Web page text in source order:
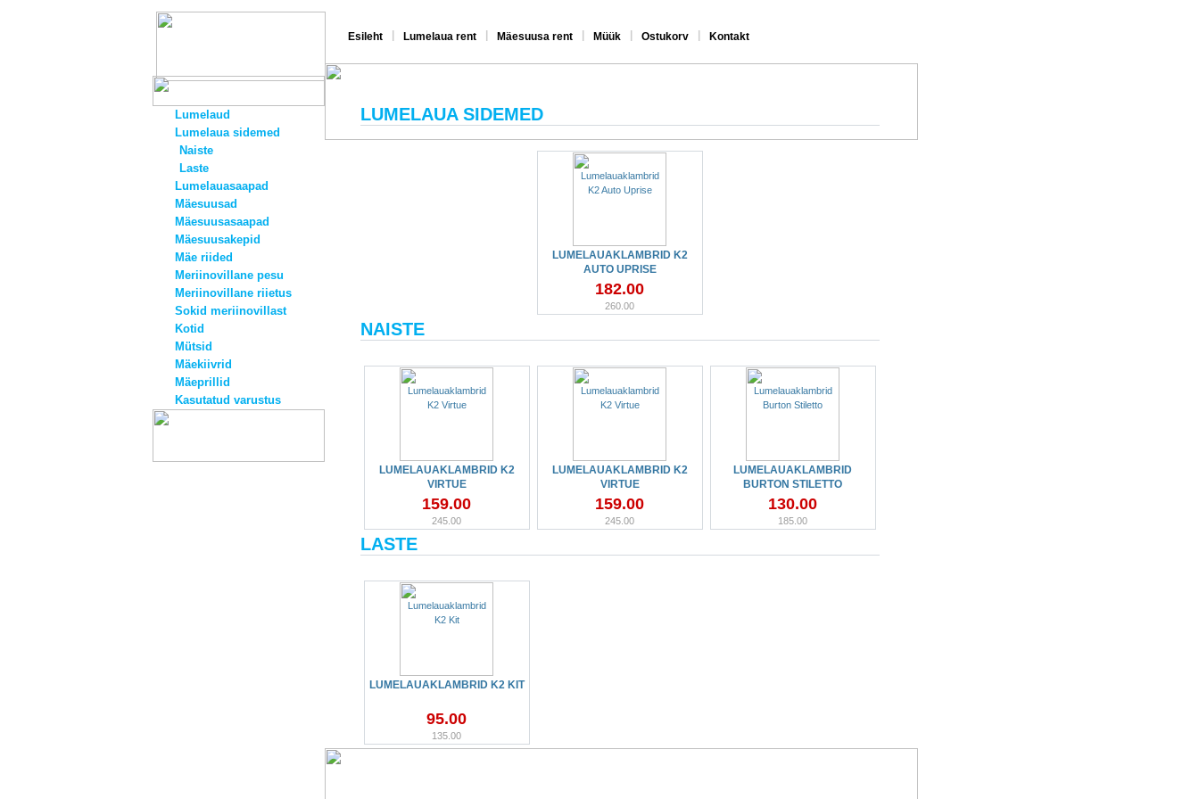
Esileht Lumelaua rent Mäesuusa rent Müük Ostukorv Kontakt
Lumelaud
Lumelaua sidemed
Naiste
Laste
Lumelauasaapad
Mäesuusad
Mäesuusasaapad
Mäesuusakepid
Mäe riided
Meriinovillane pesu
Meriinovillane riietus
Sokid meriinovillast
Kotid
Mütsid
Mäekiivrid
Mäeprillid
Kasutatud varustus
LUMELAUA SIDEMED
LUMELAUAKLAMBRID K2
AUTO UPRISE
182.00
260.00
NAISTE
LUMELAUAKLAMBRID K2
VIRTUE
159.00
245.00
LUMELAUAKLAMBRID K2
VIRTUE
159.00
245.00
LUMELAUAKLAMBRID
BURTON STILETTO
130.00
185.00
LASTE
LUMELAUAKLAMBRID K2 KIT
95.00
135.00